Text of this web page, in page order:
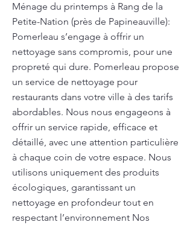
Ménage du printemps à Rang de la
Petite-Nation (près de Papineauville):
Pomerleau s’engage à offrir un
nettoyage sans compromis, pour une
propreté qui dure. Pomerleau propose
un service de nettoyage pour
restaurants dans votre ville à des tarifs
abordables. Nous nous engageons à
offrir un service rapide, efficace et
détaillé, avec une attention particulière
à chaque coin de votre espace. Nous
utilisons uniquement des produits
écologiques, garantissant un
nettoyage en profondeur tout en
respectant l’environnement Nos